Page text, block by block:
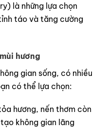
là những lựa chọn
táo và tăng cường
hương
gian sống, có nhiều
có thể lựa chọn:
hương, nến thơm còn
không gian lãng